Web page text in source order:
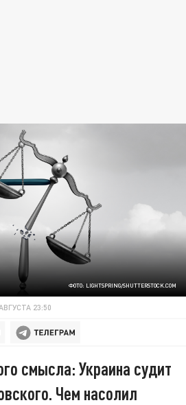
ФОТО: LIGHTSPRING/SHUTTERSTOCK.COM
23:50
смысла: Украина судит
Чем насолил